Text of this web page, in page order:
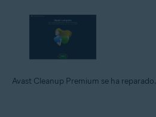
Avast Cleanup Premium se ha reparado.